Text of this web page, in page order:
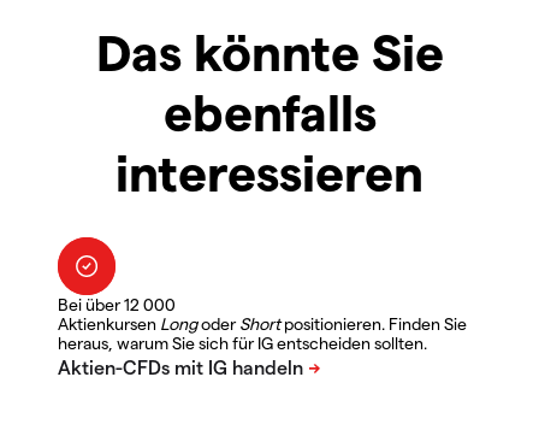
Das könnte Sie
ebenfalls
interessieren
Bei über 12 000
Aktienkursen LongoderShortpositionieren. Finden Sie
heraus, warum Sie sich für IG entscheiden sollten.